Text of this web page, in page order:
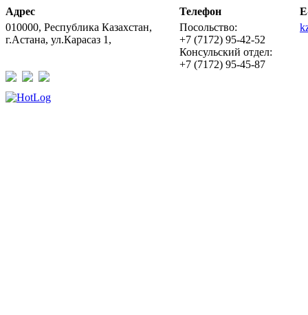
Адрес
010000, Республика Казахстан,
г.Астана, ул.Карасаз 1,
Телефон
Посольство:
+7 (7172) 95-42-52
Консульский отдел:
+7 (7172) 95-45-87